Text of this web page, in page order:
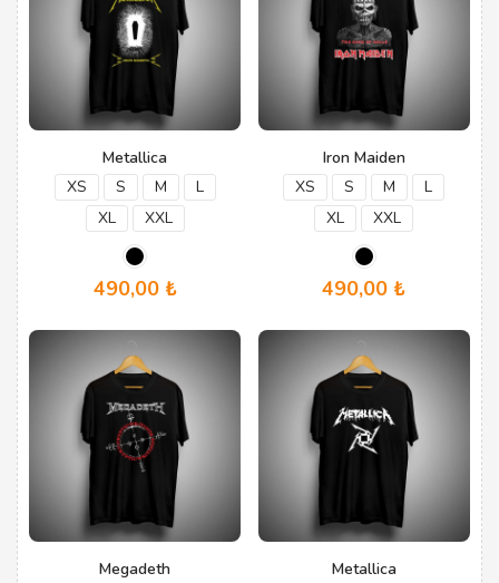
Metallica
XS
S M
L
XL
XXL
490,00 ₺
ürünün
birden
fazla
varyasyonu
var.
Seçenekler
ürün
sayfasından
seçilebilir
Iron Maiden
XS
S M
L
XL
XXL
490,00 ₺
ürünün
birden
fazla
varyasyonu
var.
Seçenekler
sayfasından
seçilebilir
Megadeth Metallica